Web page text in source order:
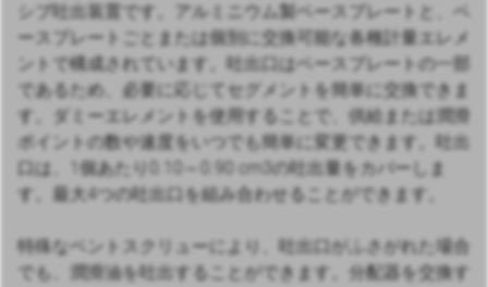
シブ吐出装置です。アルミニウム製ベースプレートと、ベ
ースプレートごとまたは個別に交換可能な各種計量エレメ
ントで構成されています。吐出口はベースプレートの一部
であるため、必要に応じてセグメントを簡単に交換できま
す。ダミーエレメントを使用することで、供給または潤滑
ポイントの数や速度をいつでも簡単に変更できます。吐出
口は、1個あたり0.10～0.90 cm3の吐出量をカバーしま
す。最大4つの吐出口を組み合わせることができます。
特殊なベントスクリューにより、吐出口がふさがれた場合
でも、潤滑油を吐出することができます。分配器を交換す